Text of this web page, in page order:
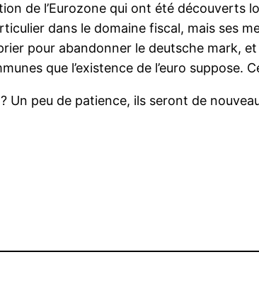
de l’Eurozone qui ont été découverts
dans le domaine fiscal, mais ses
pour abandonner le deutsche mark,
que l’existence de l’euro suppose.
peu de patience, ils seront de